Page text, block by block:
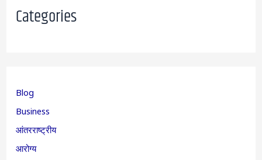
Categories
Blog
Business
आंतरराष्ट्रीय
आरोग्य